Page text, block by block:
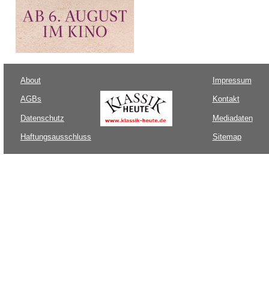
About
AGBs
Datenschutz
Haftungsausschluss
Impressum
Kontakt
Mediadaten
Sitemap